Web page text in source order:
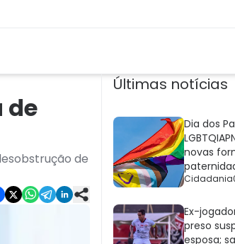
de
de
Últimas notícias
Dia dos
novas
Cidadania
Ex-
preso
esposa;